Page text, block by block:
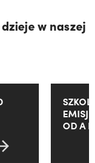
w naszej
EMISJI
OD A